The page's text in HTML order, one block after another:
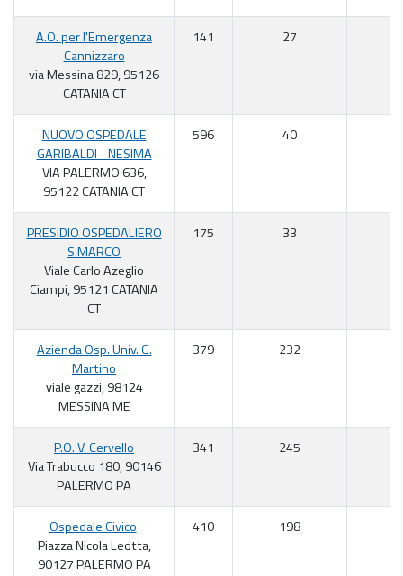
A.O. per l'Emergenza
Cannizzaro
via Messina 829, 95126
CATANIA CT
141 27
NUOVO OSPEDALE
GARIBALDI - NESIMA
VIA PALERMO 636,
95122 CATANIA CT
596 40
PRESIDIO OSPEDALIERO
S.MARCO
Viale Carlo Azeglio
Ciampi, 95121 CATANIA
CT
175 33
Azienda Osp. Univ. G.
Martino
viale gazzi, 98124
MESSINA ME
379 232
P.O. V. Cervello
Via Trabucco 180, 90146
PALERMO PA
341 245
Ospedale Civico
Piazza Nicola Leotta,
90127 PALERMO PA
410 198